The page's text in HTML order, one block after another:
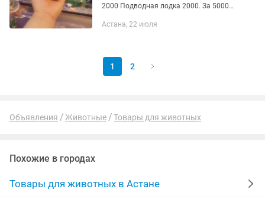
2000 Подводная лодка 2000. За 5000
аквариумных рыб мирных.
Астана, 22 июля
1 2
Объявления Животные Товары для животных
Похожие в городах
Товары для животных в Астане